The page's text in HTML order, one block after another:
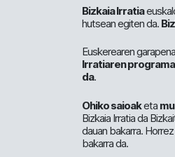
Bizkaia Irratia
hutsean egiten da.
Euskerearen
Irratiaren
da.
Ohiko saioaketa
Bizkaia Irratia da
dauan bakarra.
bakarra da.